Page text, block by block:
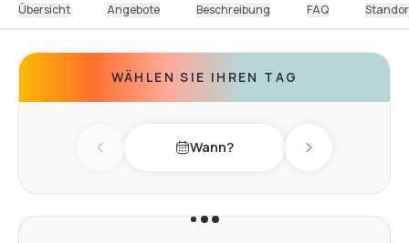
Übersicht Angebote Beschreibung FAQ
WÄHLEN SIE IHREN TAG
Previous day Wann? Next day